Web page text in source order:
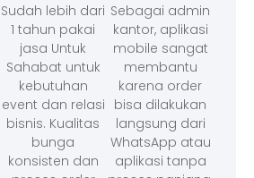
Sudah lebih dari
1 tahun pakai
jasa Untuk
Sahabat untuk
kebutuhan
event dan relasi
bisnis. Kualitas
bunga
konsisten dan
Sebagai admin
kantor, aplikasi
mobile sangat
membantu
karena order
bisa dilakukan
langsung dari
WhatsApp atau
aplikasi tanpa